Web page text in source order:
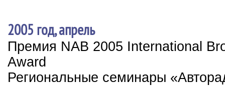
2005 год, апрель
Премия NAB 2005 International
Award
Региональные семинары